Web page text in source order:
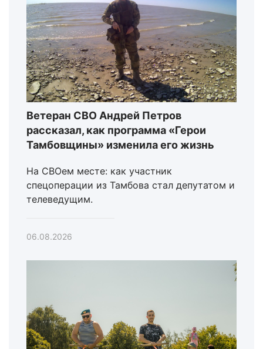
Ветеран СВО Андрей Петров
рассказал, как программа «Герои
Тамбовщины» изменила его жизнь
На СВОем месте: как участник
спецоперации из Тамбова стал депутатом и
телеведущим.
06.08.2026